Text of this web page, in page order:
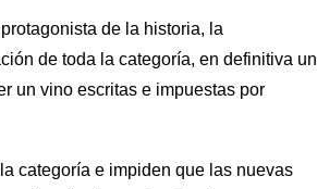
de la historia, la
de toda la categoría, en definitiva un
un vino escritas e impuestas por
categoría e impiden que las nuevas